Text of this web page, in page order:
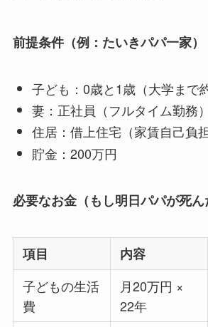
前提条件（例：たいきパパ一家）
子ども：0歳と1歳（大学まで
妻：正社員（フルタイム勤務）
住居：借上住宅（家賃自己負
貯金：200万円
必要なお金（もし明日パパが死ん
項目 内容
子どもの生活
費
月20万円 ×
22年